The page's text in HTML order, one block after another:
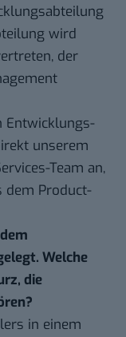
wird
der
Entwicklungs-
unserem
Team an,
dem Product-
Welche
die
in einem